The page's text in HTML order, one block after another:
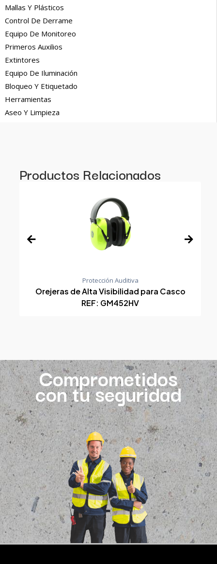
Mallas Y Plásticos
Control De Derrame
Equipo De Monitoreo
Primeros Auxilios
Extintores
Equipo De Iluminación
Bloqueo Y Etiquetado
Herramientas
Aseo Y Limpieza
Productos Relacionados
Protección Auditiva
Orejeras de Alta Visibilidad para Casco
REF: GM452HV
Comprometidos
con tu seguridad